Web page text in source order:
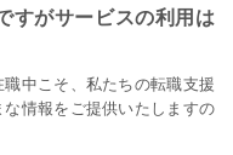
すがサービスの利用は
中こそ、私たちの転職支援
情報をご提供いたしますの